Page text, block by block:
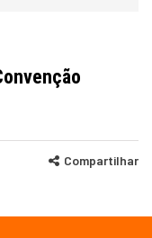
Compartilhar